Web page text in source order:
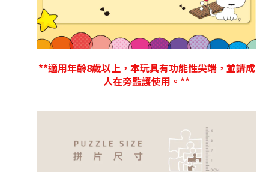
**適用年齡8歲以上，本玩具有功能性尖端，並請成
人在旁監護使用。**